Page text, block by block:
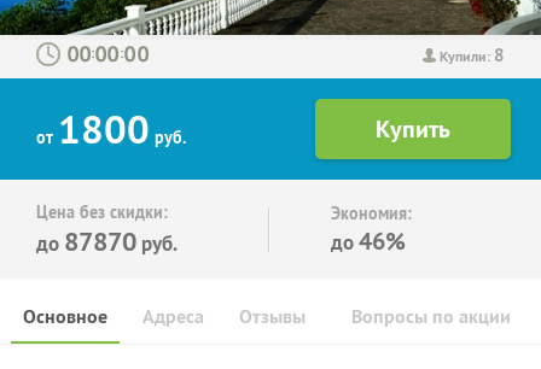
Купили: 8
: :
от 1800 руб.
Цена без скидки:
до 87870 руб.
Экономия:
до46%
Основное Отзывы Вопросы по акции
Адреса